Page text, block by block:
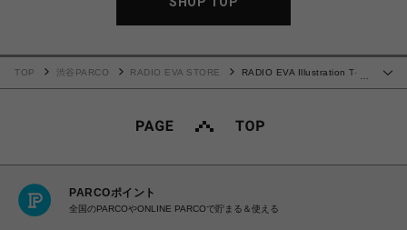
TOP 渋谷PARCO RADIO EVA STORE
RADIO EVA Illustration T-
PARCOポイント
全国のPARCOやONLINE PARCOで貯まる＆使える